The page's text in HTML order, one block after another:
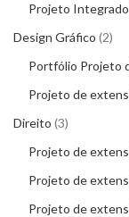
Projeto
Design Gráfico 2
Portfólio Projeto
Projeto de
Direito 3
Projeto de
Projeto de
Projeto de